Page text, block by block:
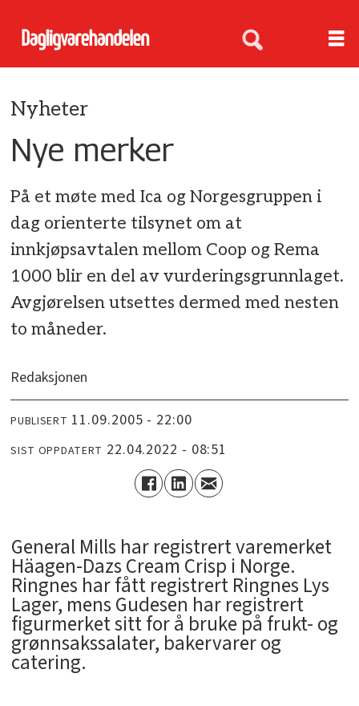
Nyheter
Nye merker
På et møte med Ica og Norgesgruppen i
dag orienterte tilsynet om at
innkjøpsavtalen mellom Coop og Rema
1000 blir en del av vurderingsgrunnlaget.
Avgjørelsen utsettes dermed med nesten
to måneder.
Redaksjonen
PUBLISERT 11.09.2005 - 22:00
SIST OPPDATERT 22.04.2022 - 08:51
General Mills har registrert varemerket
Häagen-Dazs Cream Crisp i Norge.
Ringnes har fått registrert Ringnes Lys
Lager, mens Gudesen har registrert
figurmerket sitt for å bruke på frukt- og
grønnsakssalater, bakervarer og
catering.